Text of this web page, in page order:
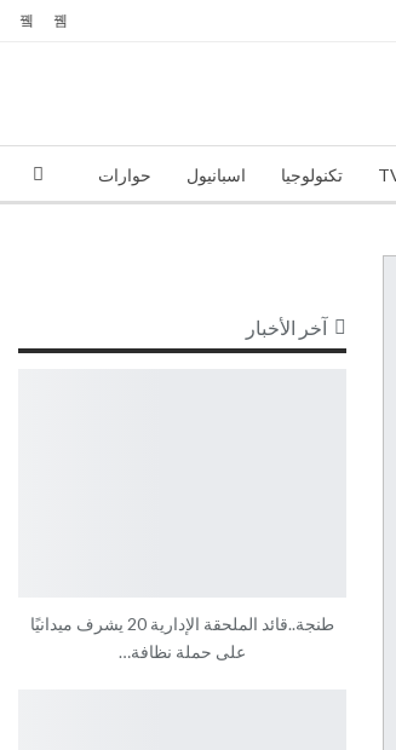
تكنولوجيا اسبانيول حوارات
آخر الأخبار
طنجة..قائد الملحقة الإدارية 20 يشرف ميدانيًا
على حملة نظافة…